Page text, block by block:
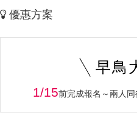
優惠方案
早鳥
1/15前完成報名～兩人